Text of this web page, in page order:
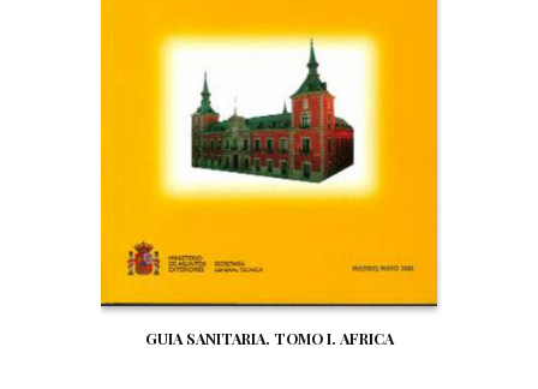
GUIA SANITARIA. TOMO I. AFRICA